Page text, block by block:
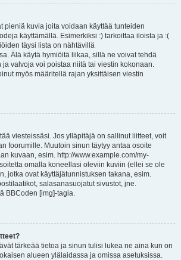
pieniä kuvia joita voidaan käyttää tunteiden
käyttämällä. Esimerkiksi :) tarkoittaa iloista ja :(
täysi lista on nähtävillä
Älä käytä hymiöitä liikaa, sillä ne voivat tehdä
ja valvoja voi poistaa niitä tai viestin kokonaan.
myös määritellä rajan yksittäisen viestin
viesteissäsi. Jos ylläpitäjä on sallinut liitteet, voit
foorumille. Muutoin sinun täytyy antaa osoite
kuvaan, esim. http://www.example.com/my-
omalla koneellasi oleviin kuviin (ellei se ole
jotka ovat käyttäjätunnistuksen takana, esim.
salasanasuojatut sivustot, jne.
BBCoden [img]-tagia.
tärkeää tietoa ja sinun tulisi lukea ne aina kun on
alueen ylälaidassa ja omissa asetuksissa.